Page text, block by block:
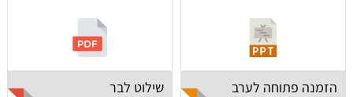
הזמנה פתוחה לערב שילוט לבר